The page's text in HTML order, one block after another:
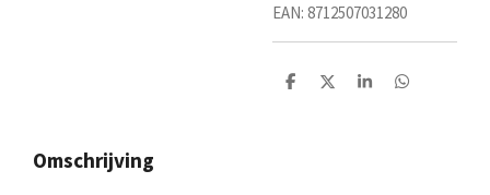
EAN: 8712507031280
D
D
S
D
Omschrijving